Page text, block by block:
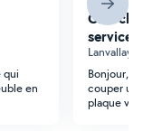
qui
en
services
Lanvallay
Bonjour,
couper
plaque